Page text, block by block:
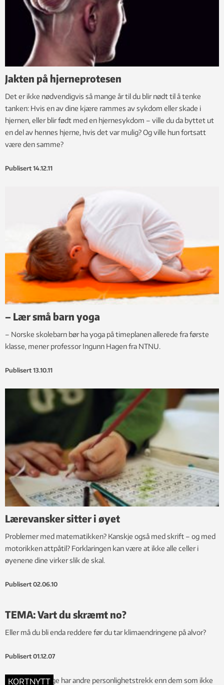
Jakten på hjerneprotesen
Det er ikke nødvendigvis så mange år til du blir nødt til å tenke
tanken: Hvis en av dine kjære rammes av sykdom eller skade i
hjernen, eller blir født med en hjernesykdom – ville du da byttet ut
en del av hennes hjerne, hvis det var mulig? Og ville hun fortsatt
være den samme?
Publisert 14.12.11
– Lær små barn yoga
– Norske skolebarn bør ha yoga på timeplanen allerede fra første
klasse, mener professor Ingunn Hagen fra NTNU.
Publisert 13.10.11
Lærevansker sitter i øyet
Problemer med matematikken? Kanskje også med skrift – og med
motorikken attpåtil? Forklaringen kan være at ikke alle celler i
øyenene dine virker slik de skal.
Publisert 02.06.10
TEMA: Vart du skræmt no?
Eller må du bli enda reddere før du tar klimaendringene på alvor?
Publisert 01.12.07
KORTNYTT
Heroinavhengige har andre personlighetstrekk enn dem som ikke